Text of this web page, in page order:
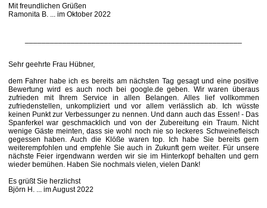
Mit freundlichen Grüßen
Ramonita B. ... im Oktober 2022
Sehr geehrte Frau Hübner,
dem Fahrer habe ich es bereits am nächsten Tag gesagt und eine positive
Bewertung wird es auch noch bei google.de geben. Wir waren überaus
zufrieden mit Ihrem Service in allen Belangen. Alles lief vollkommen
zufriedenstellen, unkompliziert und vor allem verlässlich ab. Ich wüsste
keinen Punkt zur Verbessunger zu nennen. Und dann auch das Essen! - Das
Spanferkel war geschmacklich und von der Zubereitung ein Traum. Nicht
wenige Gäste meinten, dass sie wohl noch nie so leckeres Schweinefleisch
gegessen haben. Auch die Klöße waren top. Ich habe Sie bereits gern
weiterempfohlen und empfehle Sie auch in Zukunft gern weiter. Für unsere
nächste Feier irgendwann werden wir sie im Hinterkopf behalten und gern
wieder bemühen. Haben Sie nochmals vielen, vielen Dank!
Es grüßt Sie herzlichst
Björn H. ... im August 2022